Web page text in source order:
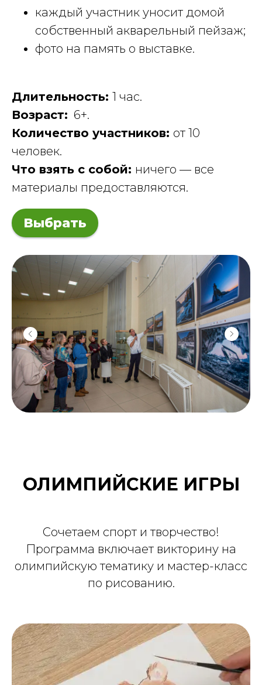
каждый участник уносит домой
собственный акварельный пейзаж;
фото на память о выставке.
Длительность: 1 час.
Возраст: 6+.
Количество участников: от 10
человек.
Что взять с собой: ничего — все
материалы предоставляются.
Выбрать
ОЛИМПИЙСКИЕ ИГРЫ
Сочетаем спорт и творчество!
Программа включает викторину на
олимпийскую тематику и мастер-класс
по рисованию.